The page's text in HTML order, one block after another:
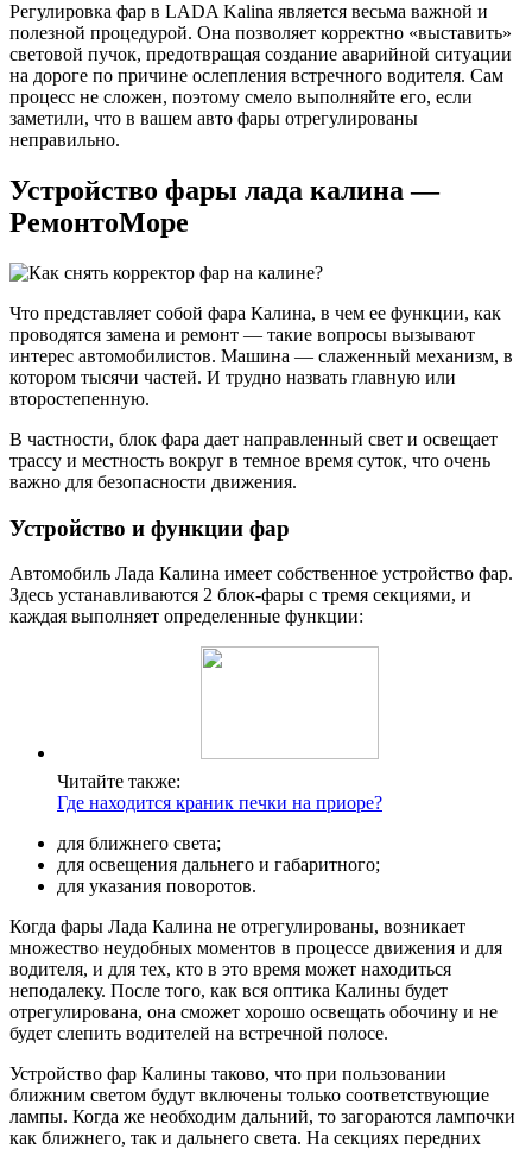
Регулировка фар в LADA Kalina является весьма важной и
полезной процедурой. Она позволяет корректно «выставить»
световой пучок, предотвращая создание аварийной ситуации
на дороге по причине ослепления встречного водителя. Сам
процесс не сложен, поэтому смело выполняйте его, если
заметили, что в вашем авто фары отрегулированы
неправильно.
Устройство фары лада калина —
РемонтоМоре
Что представляет собой фара Калина, в чем ее функции, как
проводятся замена и ремонт — такие вопросы вызывают
интерес автомобилистов. Машина — слаженный механизм, в
котором тысячи частей. И трудно назвать главную или
второстепенную.
В частности, блок фара дает направленный свет и освещает
трассу и местность вокруг в темное время суток, что очень
важно для безопасности движения.
Устройство и функции фар
Автомобиль Лада Калина имеет собственное устройство фар.
Здесь устанавливаются 2 блок-фары с тремя секциями, и
каждая выполняет определенные функции:
Читайте также:
Где находится краник печки на приоре?
для ближнего света;
для освещения дальнего и габаритного;
для указания поворотов.
Когда фары Лада Калина не отрегулированы, возникает
множество неудобных моментов в процессе движения и для
водителя, и для тех, кто в это время может находиться
неподалеку. После того, как вся оптика Калины будет
отрегулирована, она сможет хорошо освещать обочину и не
будет слепить водителей на встречной полосе.
Устройство фар Калины таково, что при пользовании
ближним светом будут включены только соответствующие
лампы. Когда же необходим дальний, то загораются лампочки
как ближнего, так и дальнего света. На секциях передних